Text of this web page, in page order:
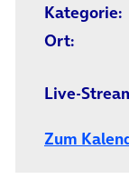
Kategorie:
Ort:
Live-
Zum